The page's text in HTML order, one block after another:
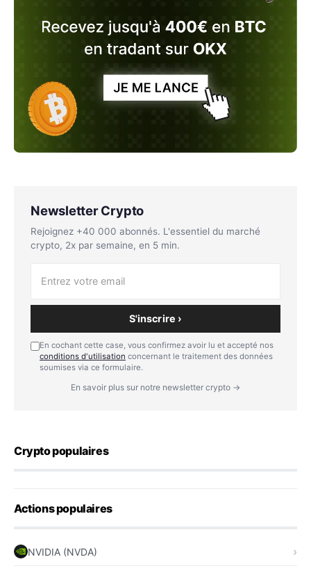
Newsletter Crypto
Rejoignez +40 000 abonnés. L'essentiel du marché
crypto, 2x par semaine, en 5 min.
S'inscrire ›
En cochant cette case, vous confirmez avoir lu et accepté nos
conditions d'utilisation concernant le traitement des données
soumises via ce formulaire.
En savoir plus sur notre newsletter crypto →
Crypto populaires
Actions populaires
NVIDIA (NVDA)